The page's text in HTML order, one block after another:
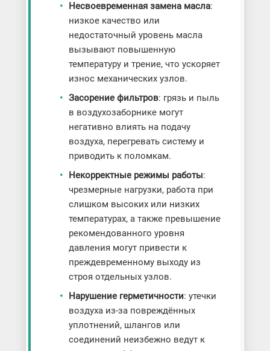
Несвоевременная замена масла:
низкое качество или
недостаточный уровень масла
вызывают повышенную
температуру и трение, что ускоряет
износ механических узлов.
Засорение фильтров: грязь и пыль
в воздухозаборнике могут
негативно влиять на подачу
воздуха, перегревать систему и
приводить к поломкам.
Некорректные режимы работы:
чрезмерные нагрузки, работа при
слишком высоких или низких
температурах, а также превышение
рекомендованного уровня
давления могут привести к
преждевременному выходу из
строя отдельных узлов.
Нарушение герметичности: утечки
воздуха из-за повреждённых
уплотнений, шлангов или
соединений неизбежно ведут к